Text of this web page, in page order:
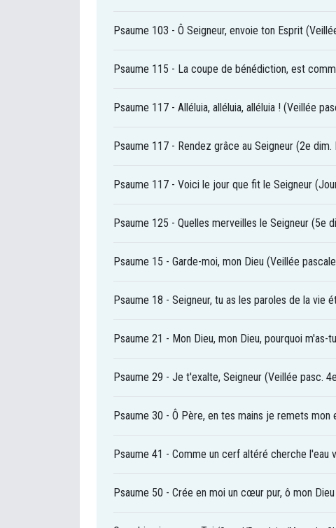
Psaume 103 - Ô Seigneur, envoie ton Esprit
Psaume 115 - La coupe de bénédiction, est
Psaume 117 - Alléluia, alléluia, alléluia ! (Veillée
Psaume 117 - Rendez grâce au Seigneur (2e
Psaume 117 - Voici le jour que fit le Seigneur
Psaume 125 - Quelles merveilles le Seigneur (5e
Psaume 15 - Garde-moi, mon Dieu (Veillée
Psaume 18 - Seigneur, tu as les paroles de la vie
Psaume 21 - Mon Dieu, mon Dieu, pourquoi m'as-
Psaume 29 - Je t'exalte, Seigneur (Veillée pasc.
Psaume 30 - Ô Père, en tes mains je remets
Psaume 41 - Comme un cerf altéré cherche l'eau
Psaume 50 - Crée en moi un cœur pur, ô mon